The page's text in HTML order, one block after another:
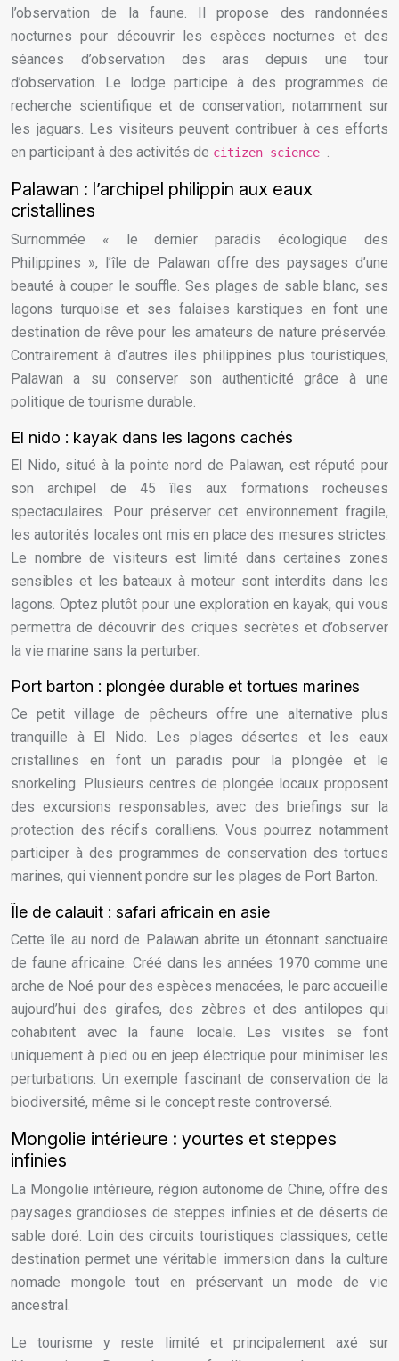
l’observation de la faune. Il propose des randonnées
nocturnes pour découvrir les espèces nocturnes et des
séances d’observation des aras depuis une tour
d’observation. Le lodge participe à des programmes de
recherche scientifique et de conservation, notamment sur
les jaguars. Les visiteurs peuvent contribuer à ces efforts
en participant à des activités de citizen science .
Palawan : l’archipel philippin aux eaux
cristallines
Surnommée « le dernier paradis écologique des
Philippines », l’île de Palawan offre des paysages d’une
beauté à couper le souffle. Ses plages de sable blanc, ses
lagons turquoise et ses falaises karstiques en font une
destination de rêve pour les amateurs de nature préservée.
Contrairement à d’autres îles philippines plus touristiques,
Palawan a su conserver son authenticité grâce à une
politique de tourisme durable.
El nido : kayak dans les lagons cachés
El Nido, situé à la pointe nord de Palawan, est réputé pour
son archipel de 45 îles aux formations rocheuses
spectaculaires. Pour préserver cet environnement fragile,
les autorités locales ont mis en place des mesures strictes.
Le nombre de visiteurs est limité dans certaines zones
sensibles et les bateaux à moteur sont interdits dans les
lagons. Optez plutôt pour une exploration en kayak, qui vous
permettra de découvrir des criques secrètes et d’observer
la vie marine sans la perturber.
Port barton : plongée durable et tortues marines
Ce petit village de pêcheurs offre une alternative plus
tranquille à El Nido. Les plages désertes et les eaux
cristallines en font un paradis pour la plongée et le
snorkeling. Plusieurs centres de plongée locaux proposent
des excursions responsables, avec des briefings sur la
protection des récifs coralliens. Vous pourrez notamment
participer à des programmes de conservation des tortues
marines, qui viennent pondre sur les plages de Port Barton.
Île de calauit : safari africain en asie
Cette île au nord de Palawan abrite un étonnant sanctuaire
de faune africaine. Créé dans les années 1970 comme une
arche de Noé pour des espèces menacées, le parc accueille
aujourd’hui des girafes, des zèbres et des antilopes qui
cohabitent avec la faune locale. Les visites se font
uniquement à pied ou en jeep électrique pour minimiser les
perturbations. Un exemple fascinant de conservation de la
biodiversité, même si le concept reste controversé.
Mongolie intérieure : yourtes et steppes
infinies
La Mongolie intérieure, région autonome de Chine, offre des
paysages grandioses de steppes infinies et de déserts de
sable doré. Loin des circuits touristiques classiques, cette
destination permet une véritable immersion dans la culture
nomade mongole tout en préservant un mode de vie
ancestral.
Le tourisme y reste limité et principalement axé sur